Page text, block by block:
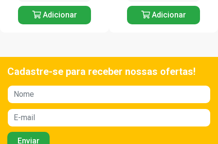
Adicionar Adicionar
Cadastre-se para receber nossas ofertas!